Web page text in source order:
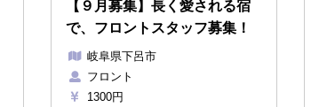
【９月募集】長く愛される宿
で、フロントスタッフ募集！
岐阜県下呂市
フロント
1300円